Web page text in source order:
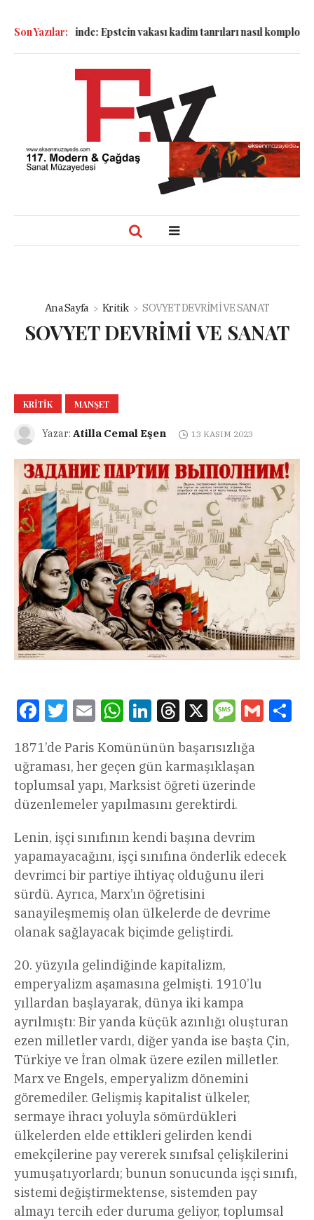
Son Yazılar:Epstein vakası kadim tanrıları nasıl komplo kanıtına
Ana Sayfa Kritik SOVYET DEVRİMİ VE SANAT
SOVYET DEVRİMİ VE SANAT
KRITIK MANŞET
Yazar: Atilla Cemal Eşen 13 KASIM 2023
FacebookTwitterEmail WhatsAppLinkedInThreads
X Message
Gmail
1871’de Paris Komününün başarısızlığa
uğraması, her geçen gün karmaşıklaşan
toplumsal yapı, Marksist öğreti üzerinde
düzenlemeler yapılmasını gerektirdi.
Lenin, işçi sınıfının kendi başına devrim
yapamayacağını, işçi sınıfına önderlik edecek
devrimci bir partiye ihtiyaç olduğunu ileri
sürdü. Ayrıca, Marx’ın öğretisini
sanayileşmemiş olan ülkelerde de devrime
olanak sağlayacak biçimde geliştirdi.
yüzyıla gelindiğinde kapitalizm,
emperyalizm aşamasına gelmişti. 1910’lu
yıllardan başlayarak, dünya iki kampa
ayrılmıştı: Bir yanda küçük azınlığı oluşturan
ezen milletler vardı, diğer yanda ise başta Çin,
Türkiye ve İran olmak üzere ezilen milletler.
Marx ve Engels, emperyalizm dönemini
göremediler. Gelişmiş kapitalist ülkeler,
sermaye ihracı yoluyla sömürdükleri
ülkelerden elde ettikleri gelirden kendi
emekçilerine pay vererek sınıfsal çelişkilerini
yumuşatıyorlardı; bunun sonucunda işçi sınıfı,
sistemi değiştirmektense, sistemden pay
almayı tercih eder duruma geliyor, toplumsal